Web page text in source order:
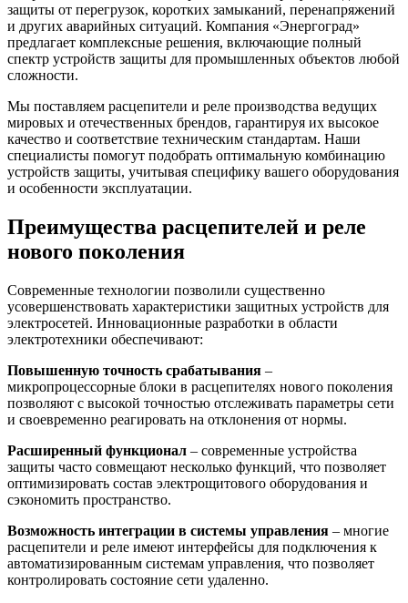
защиты от перегрузок, коротких замыканий, перенапряжений
и других аварийных ситуаций. Компания «Энергоград»
предлагает комплексные решения, включающие полный
спектр устройств защиты для промышленных объектов любой
сложности.
Мы поставляем расцепители и реле производства ведущих
мировых и отечественных брендов, гарантируя их высокое
качество и соответствие техническим стандартам. Наши
специалисты помогут подобрать оптимальную комбинацию
устройств защиты, учитывая специфику вашего оборудования
и особенности эксплуатации.
Преимущества расцепителей и реле
нового поколения
Современные технологии позволили существенно
усовершенствовать характеристики защитных устройств для
электросетей. Инновационные разработки в области
электротехники обеспечивают:
Повышенную точность срабатывания –
микропроцессорные блоки в расцепителях нового поколения
позволяют с высокой точностью отслеживать параметры сети
и своевременно реагировать на отклонения от нормы.
Расширенный функционал – современные устройства
защиты часто совмещают несколько функций, что позволяет
оптимизировать состав электрощитового оборудования и
сэкономить пространство.
Возможность интеграции в системы управления – многие
расцепители и реле имеют интерфейсы для подключения к
автоматизированным системам управления, что позволяет
контролировать состояние сети удаленно.